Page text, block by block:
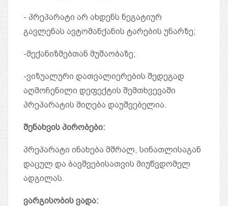
- პრეპარატი არ ახდენს ნეგატიურ
გავლენას ავტომანქანის ტარების უნარზე;
-მექანიზმებთან მუშაობაზე;
-ვიზუალური დათვალიერების შედეგად
აღმოჩენილი დეფექტის შემთხვევაში
პრეპარატის მიღება დაუშვებელია.
შენახვის პირობები:
პრეპარატი ინახება მშრალ, სინათლისაგან
დაცულ და ბავშვებისათვის მიუწვდომელ
ადგილას.
ვარგისობის ვადა: